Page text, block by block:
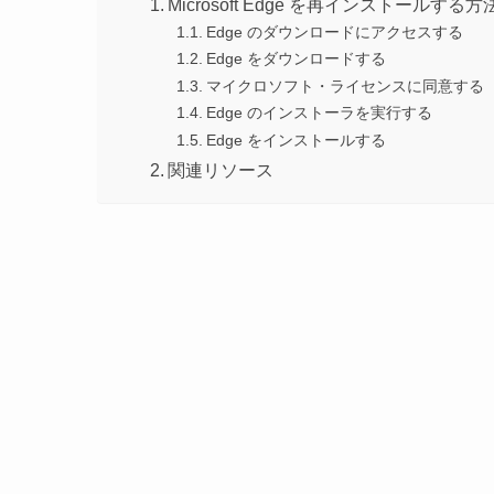
Microsoft Edge を再インストールする方
Edge のダウンロードにアクセスする
Edge をダウンロードする
マイクロソフト・ライセンスに同意する
Edge のインストーラを実行する
Edge をインストールする
関連リソース